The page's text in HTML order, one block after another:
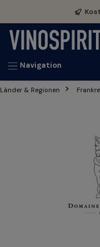
Navigation
Länder & Regionen